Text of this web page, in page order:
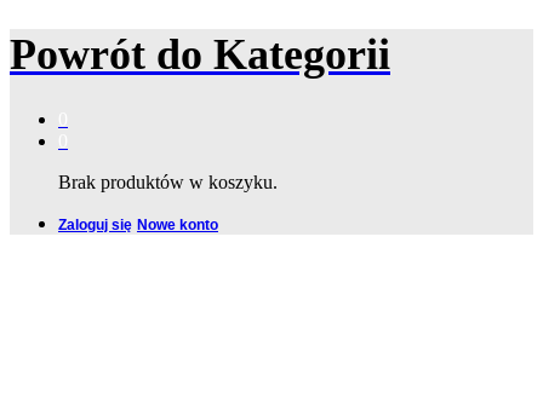
Powrót do Kategorii
Brak produktów w koszyku.
Zaloguj się Nowe konto